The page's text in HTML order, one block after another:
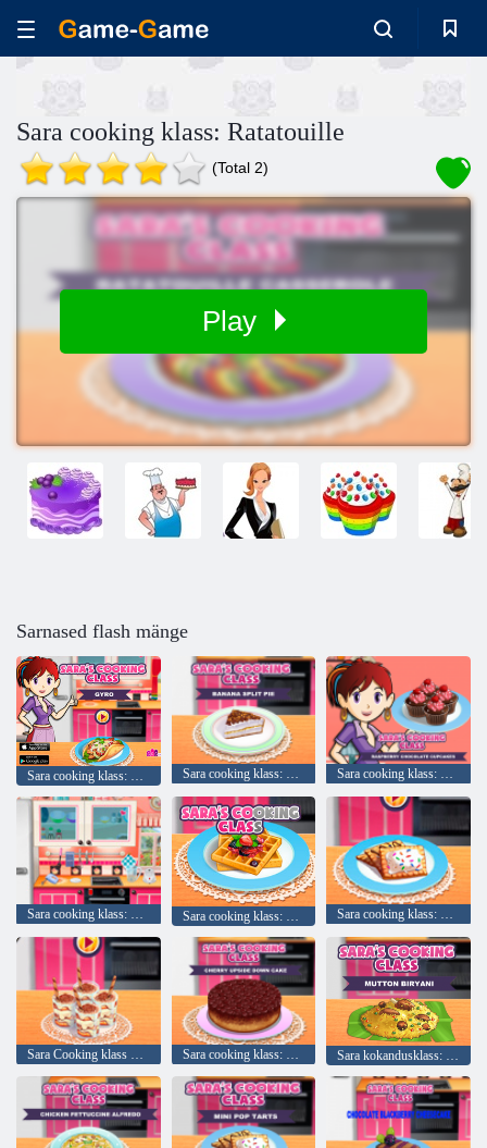
Sara cooking klass: Ratatouille
(Total 2)
Play
Sarnased flash mänge
Sara cooking klass: Giro Sara cooking klass: Banana Cake Sara cooking klass: Raspberry šokolaadikeeksikesed
Sara cooking klass: Chocolate Blackberry Juustukook Sara cooking klass: Mini Pop tordid
Sara Cooking klass Tiramisu Cup Sara cooking klass: Cherry tagurpidi kook Sara kokandusklass: Mutton Biryani